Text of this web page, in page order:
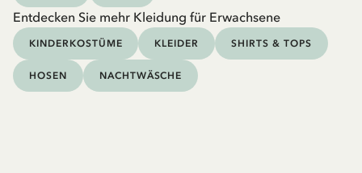
Entdecken Sie mehr Kleidung für Erwachsene
KINDERKOSTÜME KLEIDER SHIRTS & TOPS
HOSEN NACHTWÄSCHE